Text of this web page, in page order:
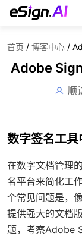
首页 / 博客中心 /
Adobe
顺
数字签名工
在数字文档管理
名平台来简化工
个常见问题是，
提供强大的文档
题，考察Adobe